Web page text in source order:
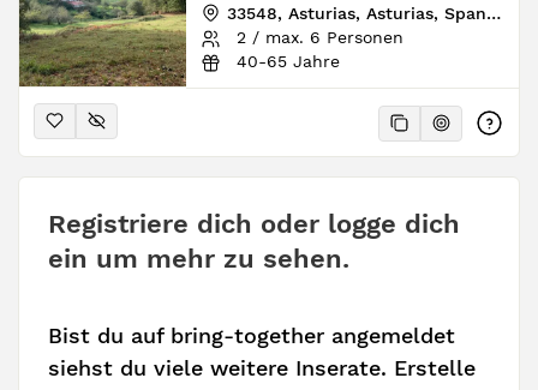
33548, Asturias, Asturias, Spanien
2 / max. 6 Personen
40-65 Jahre
Registriere dich oder logge dich
ein um mehr zu sehen.
Bist du auf bring-together angemeldet
siehst du viele weitere Inserate. Erstelle